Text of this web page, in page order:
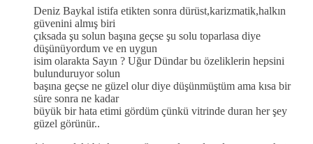
Deniz Baykal istifa etikten sonra dürüst,karizmatik,halkın
güvenini almış biri
çıksada şu solun başına geçse şu solu toparlasa diye
düşünüyordum ve en uygun
isim olarakta Sayın ? Uğur Dündar bu özeliklerin hepsini
bulunduruyor solun
başına geçse ne güzel olur diye düşünmüştüm ama kısa bir
süre sonra ne kadar
büyük bir hata etimi gördüm çünkü vitrinde duran her şey
güzel görünür..